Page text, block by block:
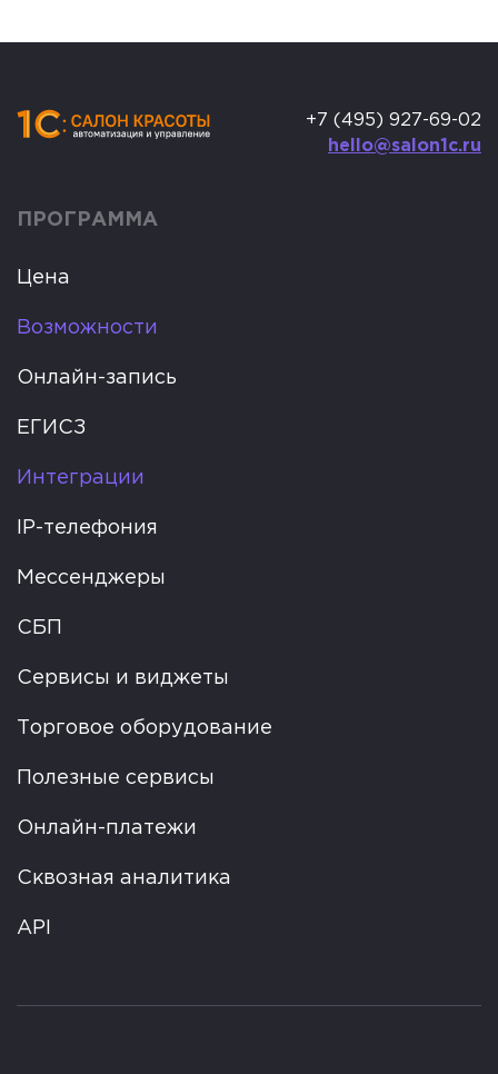
+7 (495) 927-69-02
hello@salon1c.ru
ПРОГРАММА
Цена
Возможности
Онлайн-запись
ЕГИСЗ
Интеграции
IP-телефония
Мессенджеры
СБП
Сервисы и виджеты
Торговое оборудование
Полезные сервисы
Онлайн-платежи
Сквозная аналитика
API